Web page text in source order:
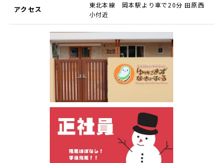
アクセス
東北本線 岡本駅より車で20分 田原西
小付近